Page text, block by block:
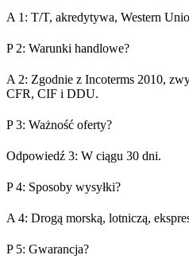
A 1: T/T, akredytywa, Western
P 2: Warunki handlowe?
A 2: Zgodnie z Incoterms 2010,
CFR, CIF i DDU.
P 3: Ważność oferty?
Odpowiedź 3: W ciągu 30 dni.
P 4: Sposoby wysyłki?
A 4: Drogą morską, lotniczą,
P 5: Gwarancja?